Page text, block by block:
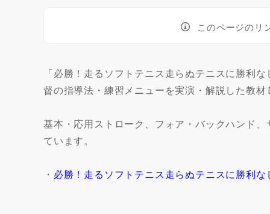
このページのリ
「必勝！走るソフトテニス走らぬテニスに勝利
督の指導法・練習メニューを実演・解説した教材
基本・応用ストローク、フォア・バックハンド
ています。
・ 必勝！走るソフトテニス走らぬテニスに勝利な